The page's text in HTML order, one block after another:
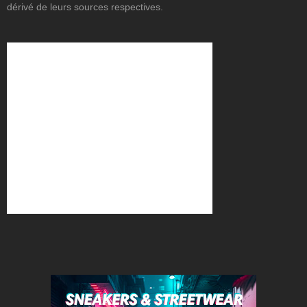
dérivé de leurs sources respectives.